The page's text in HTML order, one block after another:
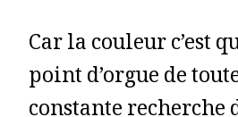
Car la couleur c’est
point d’orgue de